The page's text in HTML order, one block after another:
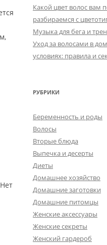
Какой цвет волос вам
разбираемся с
Музыка для бега и
Уход за волосами в
условиях: правила и
РУБРИКИ
Беременность и роды
Волосы
Вторые блюда
Выпечка и десерты
Диеты
Домашнее хозяйство
Домашние заготовки
Домашние питомцы
Женские аксессуары
Женские секреты
Женский гардероб